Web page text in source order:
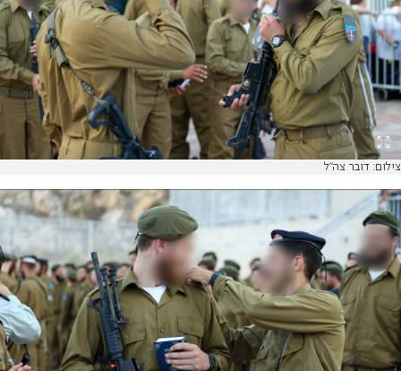
צילום: דובר צה"ל